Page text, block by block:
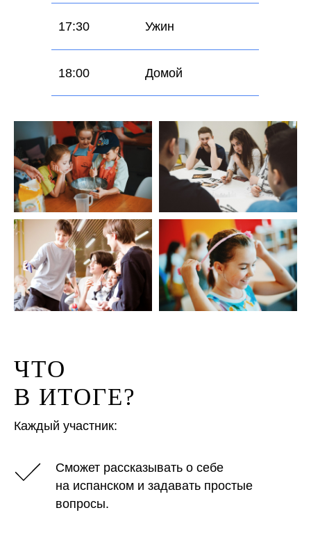
18:00 Домой
17:30 Ужин
ЧТО
В ИТОГЕ?
Каждый участник:
Сможет рассказывать о себе
на испанском и задавать простые
вопросы.